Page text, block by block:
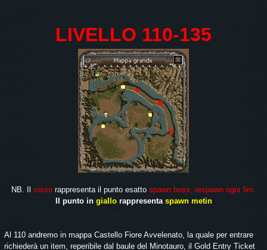
LIVELLO 110-135
NB. Il rosso rappresenta il punto esatto spawn boss, respawn ogni 5m.
Il punto in giallo rappresenta spawn metin
Al 110 andremo in mappa Castello Fiore Avvelenato, la quale per entrare
richiederà un item, reperibile dal baule del Minotauro, il Gold Entry Ticket